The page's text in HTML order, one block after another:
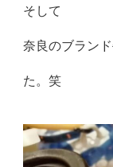
そして
奈良のブラン
た。笑